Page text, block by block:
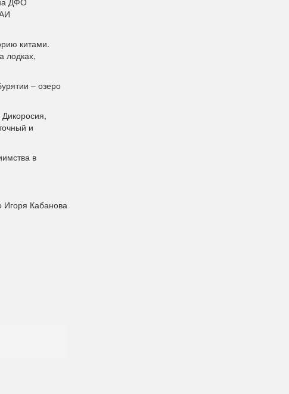
китами.
лодках,
– озеро
и
в
Игоря Кабанова